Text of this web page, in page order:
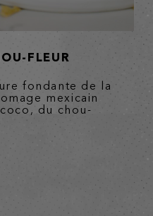
FLEUR
fondante de la
mexicain
du chou-